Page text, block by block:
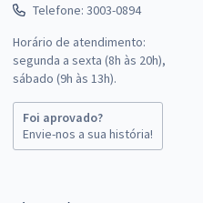
Telefone: 3003-0894
Horário de atendimento:
segunda a sexta (8h às 20h),
sábado (9h às 13h).
Foi aprovado?
Envie-nos a sua história!